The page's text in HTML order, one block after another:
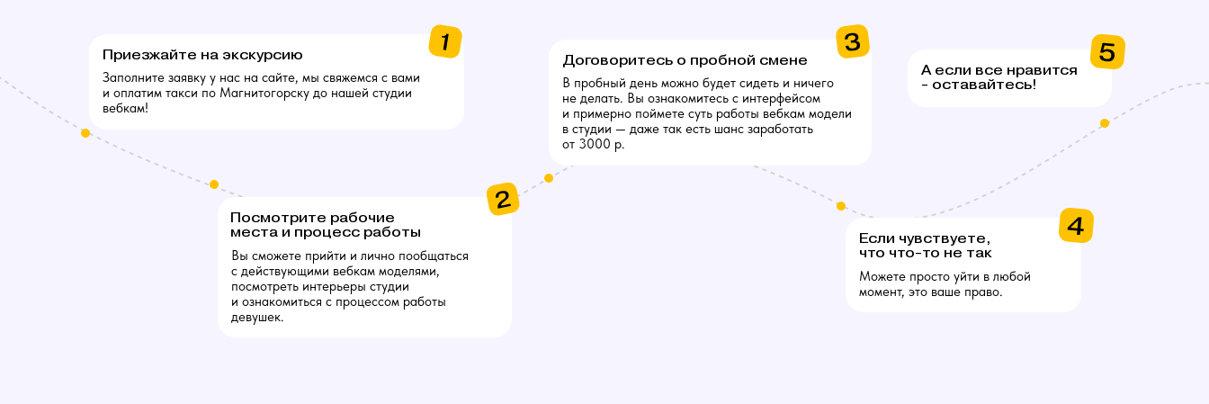
Приезжайте на экскурсию
Заполните заявку у нас на сайте, мы свяжемся с вами
и оплатим такси по Магнитогорску до нашей студии
вебкам!
Посмотрите рабочие
места и процесс работы
Вы сможете прийти и лично пообщаться
с действующими вебкам моделями,
посмотреть интерьеры студии
и ознакомиться с процессом работы
девушек.
Договоритесь о пробной смене
В пробный день можно будет сидеть и ничего
не делать. Вы ознакомитесь с интерфейсом
и примерно поймете суть работы вебкам модели
в студии — даже так есть шанс заработать
от 3000 р.
Если чувствуете,
что что-то не так
Можете просто уйти в любой
момент, это ваше право.
А если все нравится
- оставайтесь!